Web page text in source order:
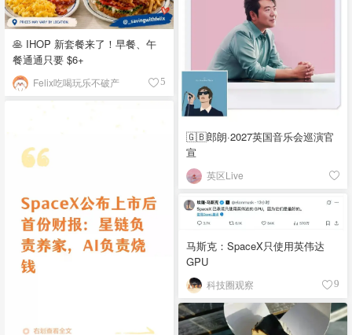
🥞 IHOP 新套餐来了！早餐、午
餐通通只要 $6+
Felix吃喝玩乐不破产 5
🇬🇧郎朗·2027英国音乐会巡演官
宣
英区Live
马斯克：SpaceX只使用英伟达
GPU
科技圈观察 9